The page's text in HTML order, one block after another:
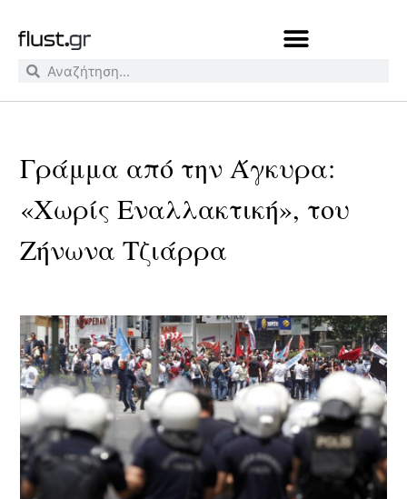
Γράμμα από την Άγκυρα:
«Χωρίς Εναλλακτική», του
Ζήνωνα Τζιάρρα